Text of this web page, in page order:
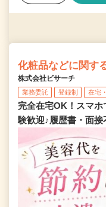
化粧品などに関す
株式会社ビサーチ
業務委託 登録制 在宅
完全在宅OK！スマ
験歓迎♪履歴書・面